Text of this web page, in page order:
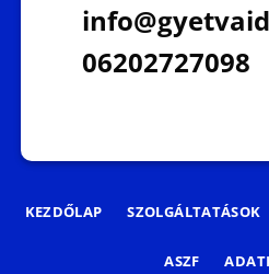
06202727098
KEZDŐLAP SZOLGÁLTATÁSOK
ASZF